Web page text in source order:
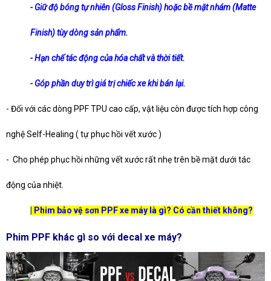
- Giữ độ bóng tự nhiên (Gloss Finish) hoặc bề mặt nhám (Matte
Finish) tùy dòng sản phẩm.
- Hạn chế tác động của hóa chất và thời tiết.
- Góp phần duy trì giá trị chiếc xe khi bán lại.
- Đối với các dòng PPF TPU cao cấp, vật liệu còn được tích hợp công
nghệ Self-Healing ( tự phục hồi vết xước )
- Cho phép phục hồi những vết xước rất nhẹ trên bề mặt dưới tác
động của nhiệt.
| Phim bảo vệ sơn PPF xe máy là gì? Có cần thiết không?
Phim PPF khác gì so với decal xe máy?